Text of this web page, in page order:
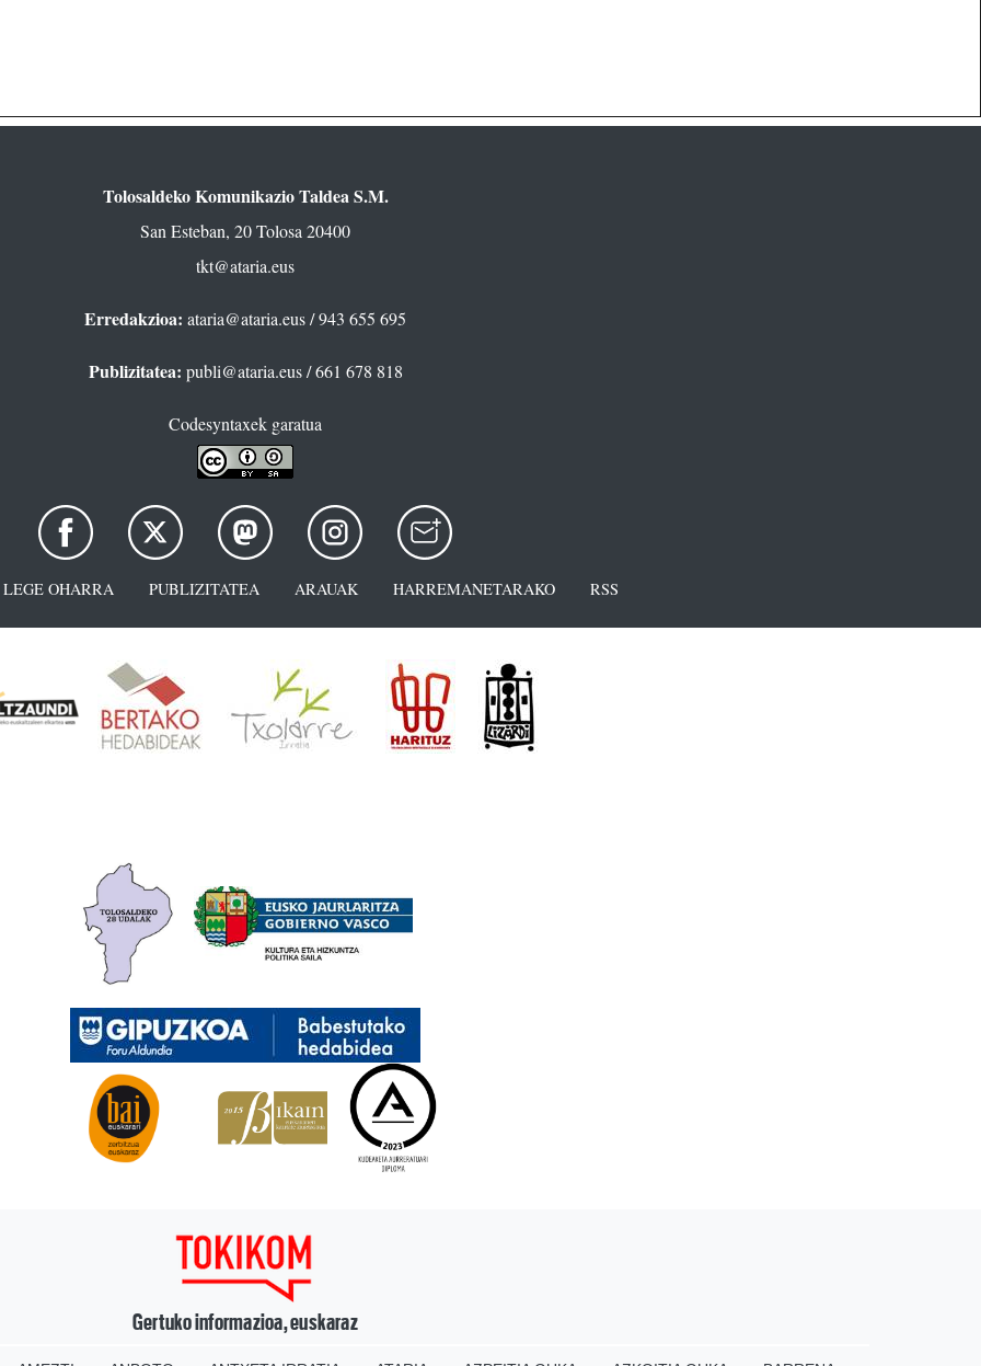
Tolosaldeko Komunikazio Taldea S.M.
San Esteban, 20 Tolosa 20400
tkt@ataria.eus
Erredakzioa: ataria@ataria.eus/ 943 655 695
Publizitatea: publi@ataria.eus/ 661 678 818
Codesyntaxek garatua
LEGE OHARRA PUBLIZITATEA ARAUAK HARREMANETARAKO RSS
Gertuko informazioa, euskaraz